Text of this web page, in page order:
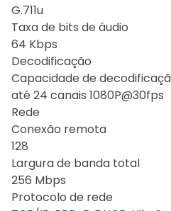
G.711u
Taxa de bits de áudio
64 Kbps
Decodificação
Capacidade de
até 24 canais 1080P@30fps
Rede
Conexão remota
128
Largura de banda total
256 Mbps
Protocolo de rede